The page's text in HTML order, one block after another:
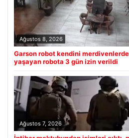
Ağustos 8, 2026
Garson robot kendini
yaşayan robota 3 gün izin verildi
Ağustos 7, 2026